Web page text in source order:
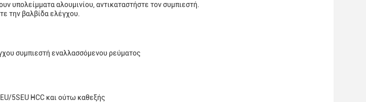
υπολείμματα αλουμινίου, αντικαταστήστε τον συμπιεστή.
την βαλβίδα ελέγχου.
συμπιεστή εναλλασσόμενου ρεύματος
5SEU HCC και ούτω καθεξής